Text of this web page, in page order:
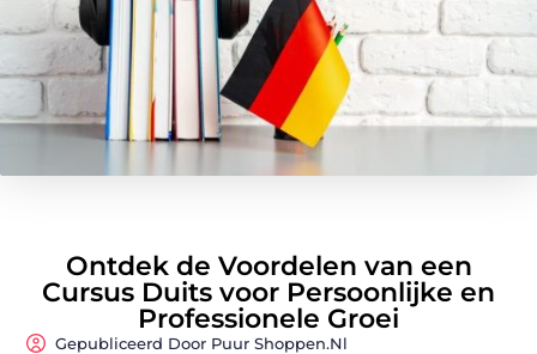
Ontdek de Voordelen van een
Cursus Duits voor Persoonlijke en
Professionele Groei
Gepubliceerd Door Puur Shoppen.nl